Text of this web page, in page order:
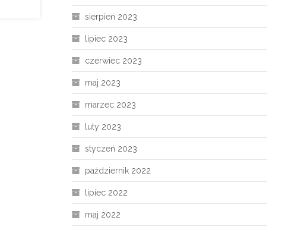
sierpień 2023
lipiec 2023
czerwiec 2023
maj 2023
marzec 2023
luty 2023
styczeń 2023
październik 2022
lipiec 2022
maj 2022